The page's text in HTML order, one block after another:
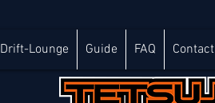
Drift-Lounge Guide FAQ Contact